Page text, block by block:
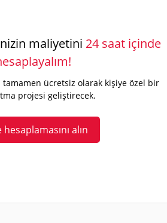
maliyetini 24 saat içinde
tamamen ücretsiz olarak kişiye özel bir
projesi geliştirecek.
alın